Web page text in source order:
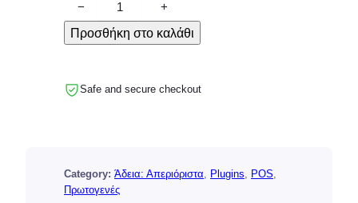
o
o
e
P
O
− +
Προσθήκη στο καλάθι
Safe and secure checkout
Category: Άδεια: Απεριόριστα Plugins POS
Πρωτογενές